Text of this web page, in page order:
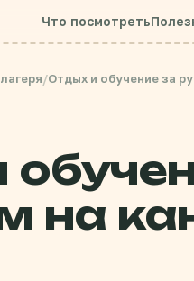
Что посмотреть
/Отдых и обучение за
на